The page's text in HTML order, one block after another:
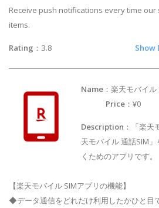
Receive push notifications every time
items.
Rating ：3.8 Show
Name ：楽天モ
Price ：¥0
Description ：「楽天
天モバイル 通話SIM
くためのアプリです。
【楽天モバイル SIMアプリの機能】
◆データ通信をどれだけ利用したかひと目